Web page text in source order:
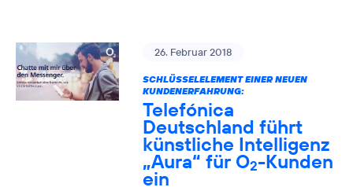
26. Februar 2018
SCHLÜSSELELEMENT EINER NEUEN
KUNDENERFAHRUNG:
Telefónica
Deutschland führt
künstliche Intelligenz
„Aura“ für O2-Kunden
ein